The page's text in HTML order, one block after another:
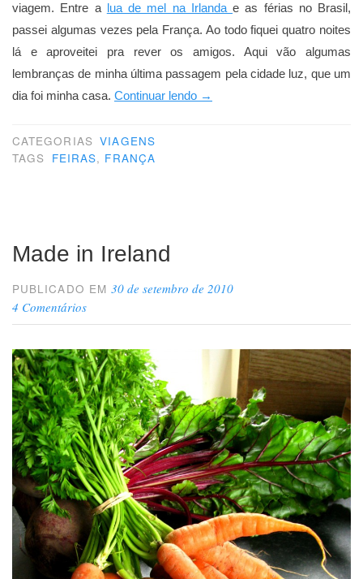
viagem. Entre a lua de mel na Irlanda e as férias no Brasil,
passei algumas vezes pela França. Ao todo fiquei quatro noites
lá e aproveitei pra rever os amigos. Aqui vão algumas
lembranças de minha última passagem pela cidade luz, que um
dia foi minha casa. Continuar lendo “Paris,
→
CATEGORIAS VIAGENS
TAGS FEIRAS, FRANÇA
Made in Ireland
PUBLICADO EM30 de setembro de 2010
4 Comentários